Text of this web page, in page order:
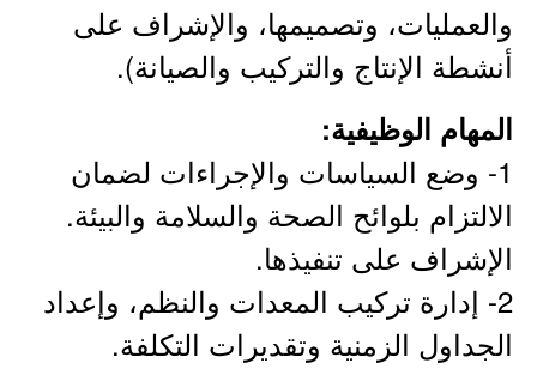
والعمليات، وتصميمها، والإشراف على
أنشطة الإنتاج والتركيب والصيانة).
المهام الوظيفية:
1- وضع السياسات والإجراءات لضمان
الالتزام بلوائح الصحة والسلامة والبيئة.
الإشراف على تنفيذها.
2- إدارة تركيب المعدات والنظم، وإعداد
الجداول الزمنية وتقديرات التكلفة.